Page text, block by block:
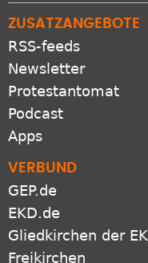
RSS-feeds
Newsletter
Protestantomat
Podcast
Apps
GEP.de
EKD.de
Gliedkirchen der
Freikirchen